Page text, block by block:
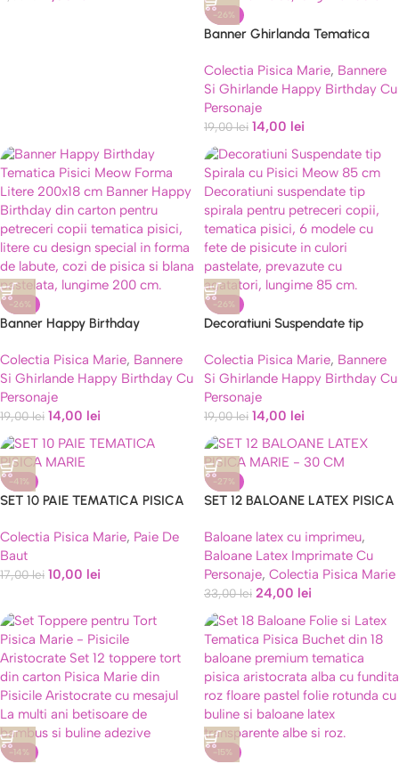
-26%
Banner Ghirlanda Tematica
150 cm
Colectia Pisica Marie, Bannere
Si Ghirlande Happy Birthday Cu
Personaje
19,00lei 14,00 lei
-26%
Banner Happy Birthday
Litere 200×18 cm
Colectia Pisica Marie, Bannere
Si Ghirlande Happy Birthday Cu
Personaje
19,00lei 14,00 lei
-26%
Decoratiuni Suspendate tip
Colectia Pisica Marie, Bannere
Si Ghirlande Happy Birthday Cu
Personaje
19,00lei 14,00 lei
-41%
SET 10 PAIE TEMATICA PISICA
Colectia Pisica Marie, Paie De
Baut
17,00lei 10,00 lei
-27%
SET 12 BALOANE LATEX PISICA
Baloane latex cu imprimeu,
Baloane Latex Imprimate Cu
Personaje, Colectia Pisica Marie
33,00lei 24,00 lei
-14% -15%